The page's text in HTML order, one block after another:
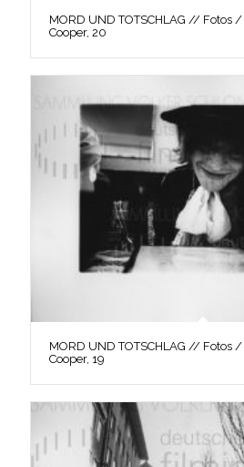
MORD UND TOTSCHLAG // Fotos
Cooper, 20
MORD UND TOTSCHLAG // Fotos
Cooper, 19